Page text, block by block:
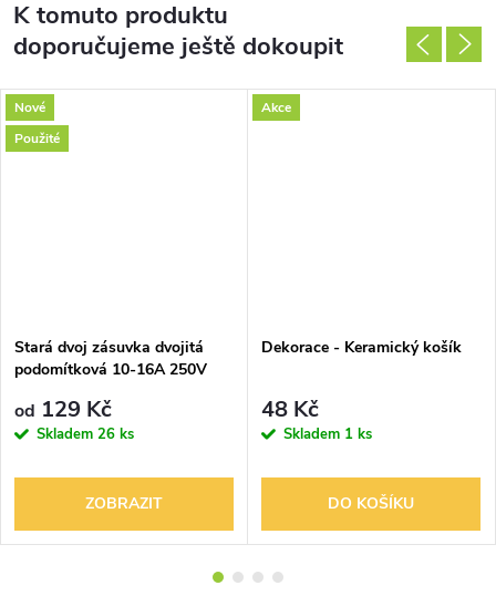
K tomuto produktu
doporučujeme ještě dokoupit
Nové
Použité
Stará dvoj zásuvka dvojitá
podomítková 10-16A 250V
od 129 Kč
Skladem 26 ks
ZOBRAZIT
Akce
Dekorace - Keramický košík
48 Kč
Skladem 1 ks
DO KOŠÍKU